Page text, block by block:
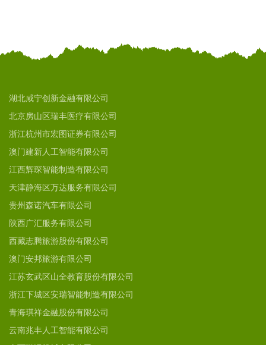
湖北咸宁创新金融有限公司
北京房山区瑞丰医疗有限公司
浙江杭州市宏图证券有限公司
澳门建新人工智能有限公司
江西辉琛智能制造有限公司
天津静海区万达服务有限公司
贵州森诺汽车有限公司
陕西广汇服务有限公司
西藏志腾旅游股份有限公司
澳门安邦旅游有限公司
江苏玄武区山全教育股份有限公司
浙江下城区安瑞智能制造有限公司
青海琪祥金融股份有限公司
云南兆丰人工智能有限公司